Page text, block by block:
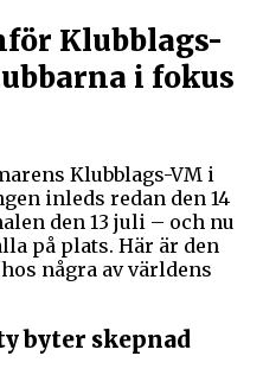
Klubblags-
i fokus
Klubblags-VM i
inleds redan den 14
den 13 juli – och nu
på plats. Här är den
några av världens
byter skepnad